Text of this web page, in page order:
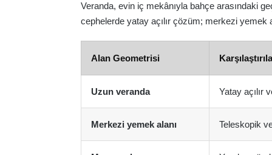
Veranda, evin iç mekânıyla bahçe arasındaki
cephelerde yatay açılır çözüm; merkezi yemek
Alan Geometrisi
Uzun veranda Yatay açılır
Merkezi yemek alanı Teleskopik